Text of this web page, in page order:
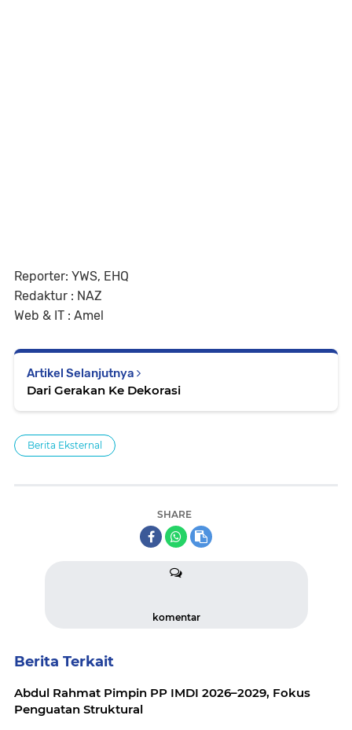
Reporter: YWS, EHQ
Redaktur : NAZ
Web & IT : Amel
Artikel Selanjutnya
Dari Gerakan Ke Dekorasi
Berita Eksternal
SHARE
komentar
Berita Terkait
Abdul Rahmat Pimpin PP IMDI 2026–2029, Fokus
Penguatan Struktural